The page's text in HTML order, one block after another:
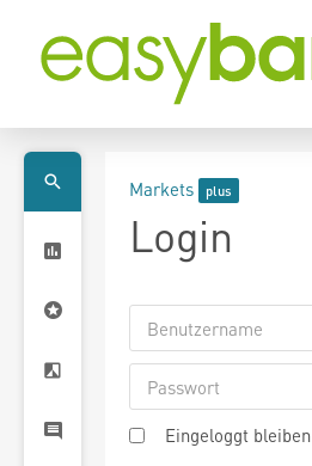
Markets
Login
Eingeloggt bleiben